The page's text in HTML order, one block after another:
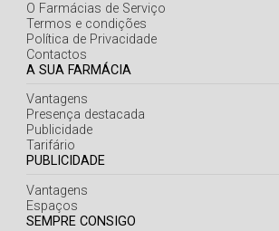
O Farmácias de Serviço
Termos e condições
Política de Privacidade
Contactos
A SUA FARMÁCIA
Vantagens
Presença destacada
Publicidade
Tarifário
PUBLICIDADE
Vantagens
Espaços
SEMPRE CONSIGO